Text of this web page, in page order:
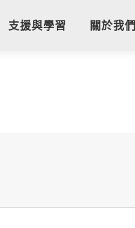
支援與學習 關於我們